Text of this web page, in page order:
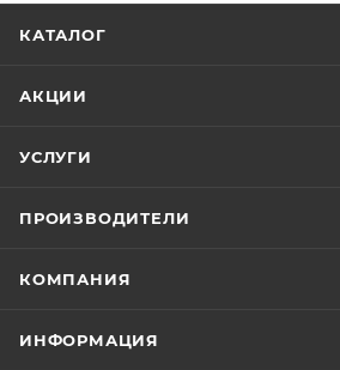
КАТАЛОГ
АКЦИИ
УСЛУГИ
ПРОИЗВОДИТЕЛИ
КОМПАНИЯ
ИНФОРМАЦИЯ